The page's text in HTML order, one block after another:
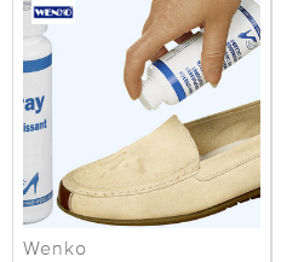
Wenko